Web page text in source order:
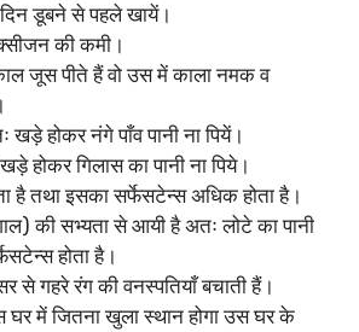
डूबने से पहले खायें।
की कमी।
जूस पीते हैं वो उस में काला नमक व
खड़े होकर नंगे पाँव पानी ना पियें।
होकर गिलास का पानी ना पिये।
है तथा इसका सर्फेसटेन्स अधिक होता है।
की सभ्यता से आयी है अतः लोटे का पानी
होता है।
से गहरे रंग की वनस्पतियाँ बचाती हैं।
घर में जितना खुला स्थान होगा उस घर के